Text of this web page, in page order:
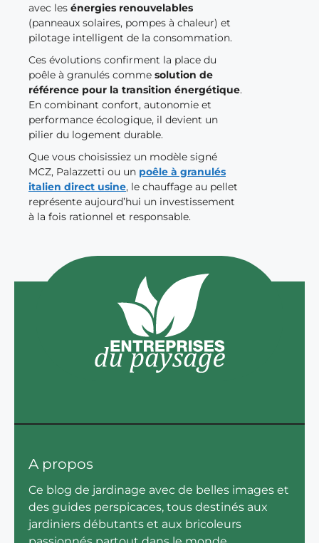
avec les énergies renouvelables
(panneaux solaires, pompes à chaleur) et
pilotage intelligent de la consommation.
Ces évolutions confirment la place du
poêle à granulés comme solution de
référence pour la transition énergétique.
En combinant confort, autonomie et
performance écologique, il devient un
pilier du logement durable.
Que vous choisissiez un modèle signé
MCZ, Palazzetti ou un poêle à granulés
italien direct usine, le chauffage au pellet
représente aujourd’hui un investissement
à la fois rationnel et responsable.
A propos
Ce blog de jardinage avec de belles images et
des guides perspicaces, tous destinés aux
jardiniers débutants et aux bricoleurs